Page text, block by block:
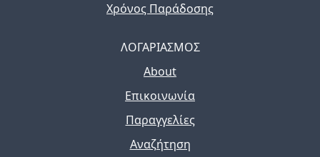
Χρόνος Παράδοσης
ΛΟΓΑΡΙΑΣΜΟΣ
About
Επικοινωνία
Παραγγελίες
Αναζήτηση